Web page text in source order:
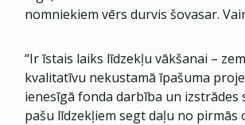
nomniekiem vērs durvis šovasar.
“Ir īstais laiks līdzekļu vākšanai –
kvalitatīvu nekustamā īpašuma
ienesīgā fonda darbība un
pašu līdzekļiem segt daļu no